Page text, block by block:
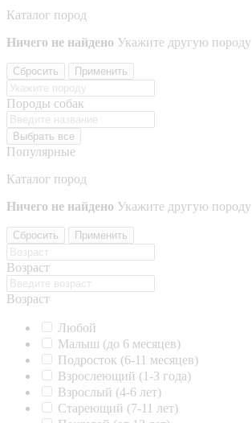
Каталог пород
Ничего не найдено Укажите другую породу
Сбросить Применить
Породы собак
Выбрать все
Популярные
Каталог пород
Ничего не найдено Укажите другую породу
Сбросить Применить
Возраст
Возраст
Любой
Малыш (до 6 месяцев)
Подросток (6-11 месяцев)
Взрослеющий (1-3 года)
Взрослый (4-6 лет)
Стареющий (7-11 лет)